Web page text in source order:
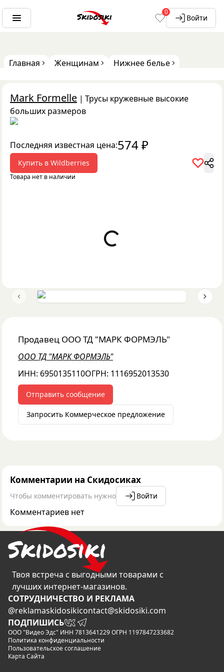
0
Войти
Главная Женщинам Нижнее белье
Mark Formelle | Трусы кружевные высокие
больших размеров
Последняя известная цена:574₽
Купить в Wildberries
Товара нет в наличии
Loading...
Previous slide Next
Продавец ООО ТД "МАРК ФОРМЭЛЬ"
ООО ТД "МАРК ФОРМЭЛЬ"
ИНН: 6950135110ОГРН: 1116952013530
Отправить сообщение
Запросить Коммерческое предложение
Комментарии на Скидосиках
Чтобы комментировать нужно Войти
Комментариев нет
Твоя встреча с выгодными товарами с
лучших интернет-магазинов.
CОТРУДНИЧЕСТВО И РЕКЛАМА
@reklamaskidosikicontact@skidosiki.com
ПОДПИШИСЬ
ООО "Видео Эдс" ИНН 7813641229 ОГРН 1197847233682
Политика конфиденциальности
Пользовательское соглашение
Карта Сайта